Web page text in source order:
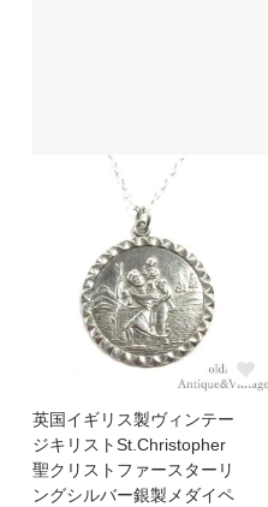
英国イギリス製ヴィンテー
ジキリストSt.Christopher
聖クリストファースターリ
ングシルバー銀製メダイペ